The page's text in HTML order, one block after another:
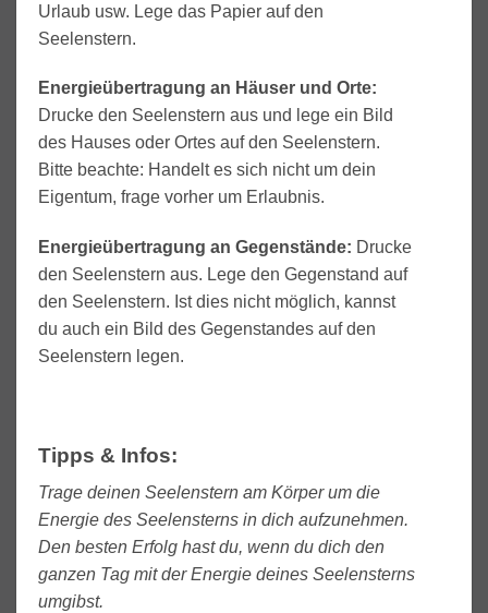
Urlaub usw. Lege das Papier auf den
Seelenstern.
Energieübertragung an Häuser und Orte:
Drucke den Seelenstern aus und lege ein Bild
des Hauses oder Ortes auf den Seelenstern.
Bitte beachte: Handelt es sich nicht um dein
Eigentum, frage vorher um Erlaubnis.
Energieübertragung an Gegenstände: Drucke
den Seelenstern aus. Lege den Gegenstand auf
den Seelenstern. Ist dies nicht möglich, kannst
du auch ein Bild des Gegenstandes auf den
Seelenstern legen.
Tipps & Infos:
Trage deinen Seelenstern am Körper um die
Energie des Seelensterns in dich aufzunehmen.
Den besten Erfolg hast du, wenn du dich den
ganzen Tag mit der Energie deines Seelensterns
umgibst.